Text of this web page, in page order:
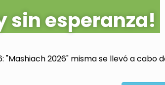
sin esperanza!
2026" misma se llevó a cabo